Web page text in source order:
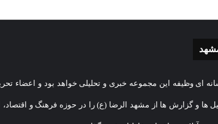
ای وظیفه این مجموعه خبری و تحلیلی خواهد بود و اعضاء
ها و گزارش ها از مشهد الرضا (ع) را در حوزه فرهنگ و اقتصاد،
تصویری
تشییع